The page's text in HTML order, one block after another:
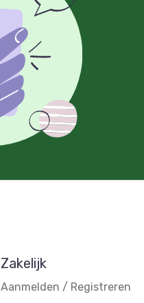
Zakelijk
Aanmelden / Registreren